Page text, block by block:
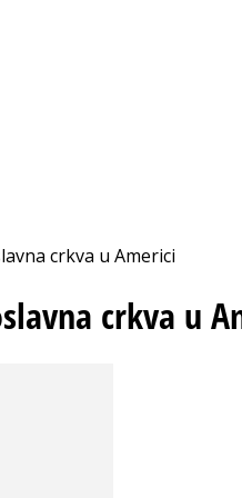
crkva u Americi
crkva u